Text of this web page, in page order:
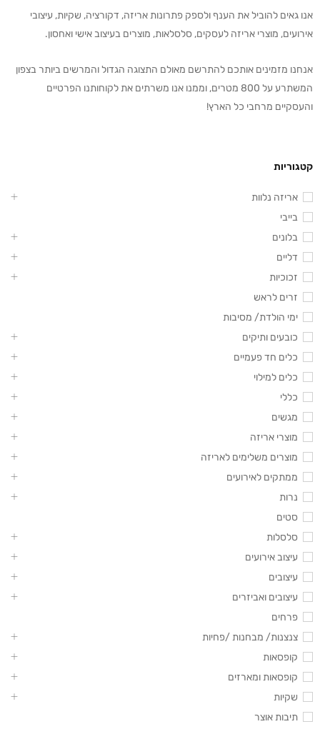
אנו גאים להוביל את הענף ולספק פתרונות אריזה, דקורציה, שקיות, עיצובי
אירועים, מוצרי אריזה לעסקים, סלסלאות, מוצרים בעיצוב אישי ואחסון.
אנחנו מזמינים אותכם להתרשם מאולם התצוגה הגדול והמרשים ביותר בצפון
המשתרע על 800 מטרים, וממנו אנו משרתים את לקוחותנו הפרטיים
והעסקיים מרחבי כל הארץ!
קטגוריות
אריזה נלוות
בייבי
בלונים
דליים
זכוכיות
זרים לראש
ימי הולדת/ מסיבות
כובעים ותיקים
כלים חד פעמיים
כלים למילוי
כללי
מגשים
מוצרי אריזה
מוצרים משלימים לאריזה
ממתקים לאירועים
נרות
סטים
סלסלות
עיצוב אירועים
עיצובים
עיצובים ואביזרים
פרחים
צנצנות/ מבחנות /פחיות
קופסאות
קופסאות ומארזים
שקיות
תיבות אוצר